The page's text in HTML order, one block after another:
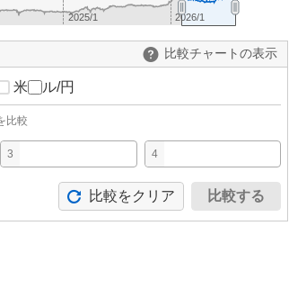
2025/1 2026/1
比較チャートの表示
米ドル/円
比較
3 4
比較をクリア 比較する